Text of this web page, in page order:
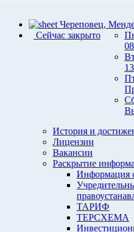
Череповец,
Сейчас закрыто
История и
Лицензии
Вакансии
Раскрытие
Информация
ТАРИФ
ТЕРСХЕМА